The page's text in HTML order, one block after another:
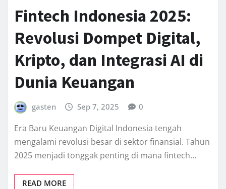
Fintech Indonesia 2025:
Revolusi Dompet Digital,
Kripto, dan Integrasi AI di
Dunia Keuangan
gasten Sep 7, 2025 0
Era Baru Keuangan Digital Indonesia tengah
mengalami revolusi besar di sektor finansial. Tahun
2025 menjadi tonggak penting di mana fintech…
READ MORE